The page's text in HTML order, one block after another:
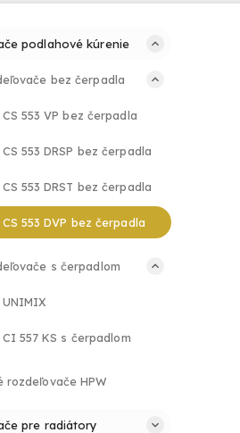
podlahové kúrenie
bez čerpadla
CS 553 VP bez čerpadla
553 DRSP bez čerpadla
CS 553 DRST bez čerpadla
CS 553 DVP bez čerpadla
s čerpadlom
UNIMIX
CI 557 KS s čerpadlom
rozdeľovače HPW
pre radiátory